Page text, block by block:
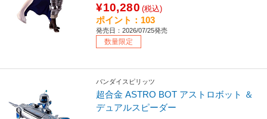
¥10,280 (税込)
ポイント：103
発売日：2026/07/25発売
数量限定
バンダイスピリッツ
超合金 ASTRO BOT アストロボット ＆
デュアルスピーダー